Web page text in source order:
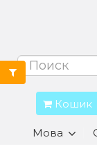
Кошик
Мова